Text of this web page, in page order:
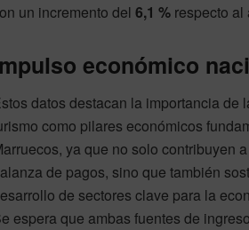
un incremento del 6,1 % respecto al
económico
datos destacan la importancia de
como pilares económicos
ya que no solo contribuyen
de pagos, sino que también
de sectores clave para la
espera que ambas fuentes de